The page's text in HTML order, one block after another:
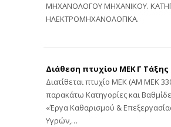
ΜΗΧΑΝΟΛΟΓΟΥ ΜΗΧΑΝΙΚΟΥ.
ΗΛΕΚΤΡΟΜΗΧΑΝΟΛΟΓΙΚΑ.
Διάθεση πτυχίου ΜΕΚ Γ Τάξης
Διατίθεται πτυχίο ΜΕΚ (ΑΜ ΜΕΚ
παρακάτω Κατηγορίες και
«Έργα Καθαρισμού &
Υγρών,…